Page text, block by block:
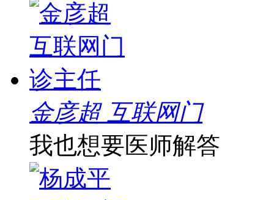
金彦超 互联网门
我也想要医师解答